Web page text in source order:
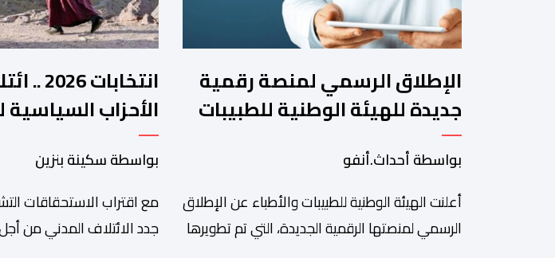
الإطلاق الرسمي لمنصة رقمية
جديدة للهيئة الوطنية للطبيبات
والأطباء
بواسطة أحداث.أنفو
أعلنت الهيئة الوطنية للطبيبات والأطباء عن الإطلاق
الرسمي لمنصتها الرقمية الجديدة، التي تم تطويرها
الأحزاب السياسية
واضحة تجاه
بواسطة سكينة بنزين
جدد الائتلاف المدني من